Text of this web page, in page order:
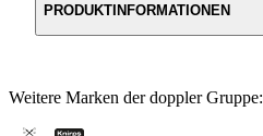
PRODUKTINFORMATIONEN
Weitere Marken der doppler Gruppe: